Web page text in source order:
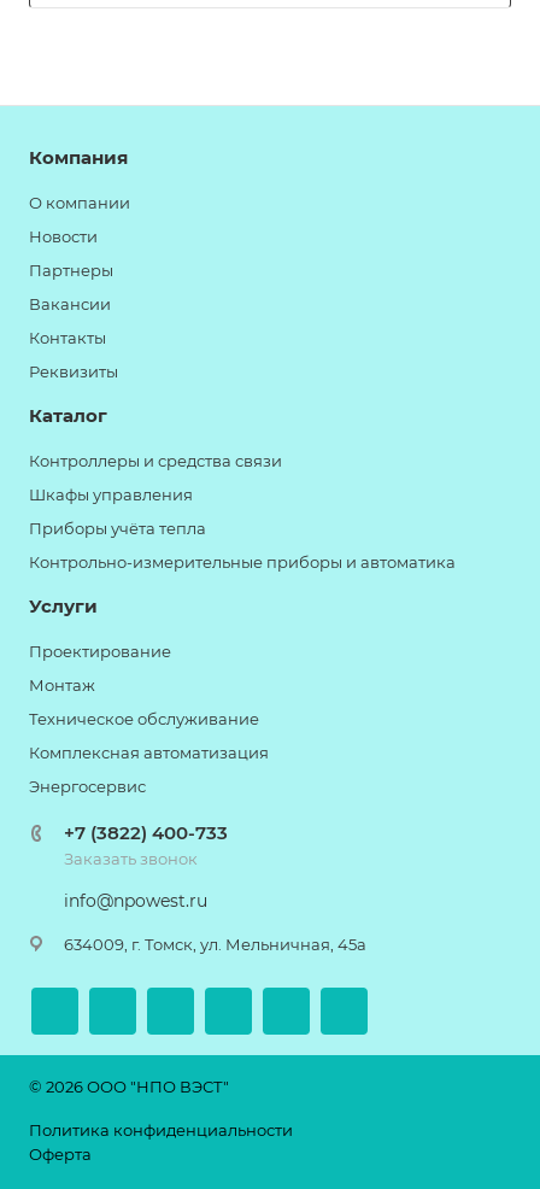
Компания
О компании
Новости
Партнеры
Вакансии
Контакты
Реквизиты
Каталог
Контроллеры и средства связи
Шкафы управления
Приборы учёта тепла
Контрольно-измерительные приборы и автоматика
Услуги
Проектирование
Монтаж
Техническое обслуживание
Комплексная автоматизация
Энергосервис
+7 (3822) 400-733
Заказать звонок
info@npowest.ru
634009, г. Томск, ул. Мельничная, 45а
© 2026 ООО "НПО ВЭСТ"
Политика конфиденциальности
Оферта